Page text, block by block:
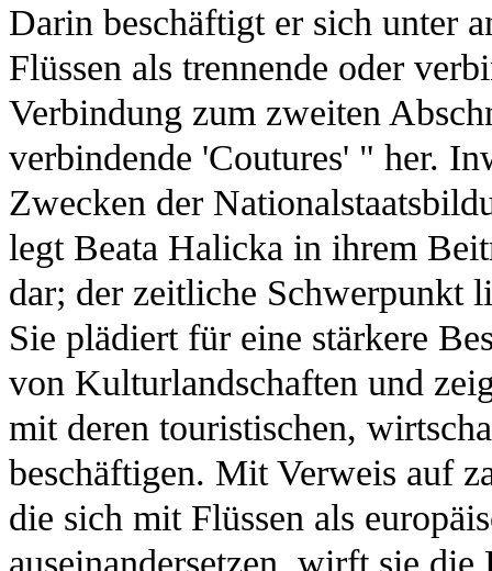
Darin beschäftigt er sich unter
Flüssen als trennende oder
Verbindung zum zweiten
verbindende 'Coutures' " her.
Zwecken der
legt Beata Halicka in ihrem
dar; der zeitliche Schwerpunkt
Sie plädiert für eine stärkere
von Kulturlandschaften und
mit deren touristischen,
beschäftigen. Mit Verweis auf
die sich mit Flüssen als
auseinandersetzen, wirft sie